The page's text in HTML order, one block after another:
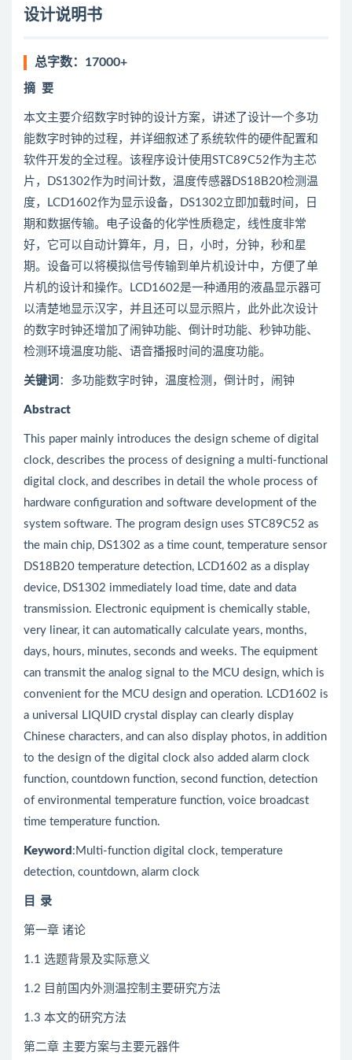
设计说明书
总字数：17000+
摘 要
本文主要介绍数字时钟的设计方案，讲述了设计一个多功
能数字时钟的过程，并详细叙述了系统软件的硬件配置和
软件开发的全过程。该程序设计使用STC89C52作为主芯
片，DS1302作为时间计数，温度传感器DS18B20检测温
度，LCD1602作为显示设备，DS1302立即加载时间，日
期和数据传输。电子设备的化学性质稳定，线性度非常
好，它可以自动计算年，月，日，小时，分钟，秒和星
期。设备可以将模拟信号传输到单片机设计中，方便了单
片机的设计和操作。LCD1602是一种通用的液晶显示器可
以清楚地显示汉字，并且还可以显示照片，此外此次设计
的数字时钟还增加了闹钟功能、倒计时功能、秒钟功能、
检测环境温度功能、语音播报时间的温度功能。
关键词 ：多功能数字时钟，温度检测，倒计时，闹钟
Abstract
This paper mainly introduces the design scheme of digital
clock, describes the process of designing a multi-functional
digital clock, and describes in detail the whole process of
hardware configuration and software development of the
system software. The program design uses STC89C52 as
the main chip, DS1302 as a time count, temperature sensor
DS18B20 temperature detection, LCD1602 as a display
device, DS1302 immediately load time, date and data
transmission. Electronic equipment is chemically stable,
very linear, it can automatically calculate years, months,
days, hours, minutes, seconds and weeks. The equipment
can transmit the analog signal to the MCU design, which is
convenient for the MCU design and operation. LCD1602 is
a universal LIQUID crystal display can clearly display
Chinese characters, and can also display photos, in addition
to the design of the digital clock also added alarm clock
function, countdown function, second function, detection
of environmental temperature function, voice broadcast
time temperature function.
Keyword :Multi-function digital clock, temperature
detection, countdown, alarm clock
目 录
第一章 诸论
1.1 选题背景及实际意义
1.2 目前国内外测温控制主要研究方法
1.3 本文的研究方法
第二章 主要方案与主要元器件